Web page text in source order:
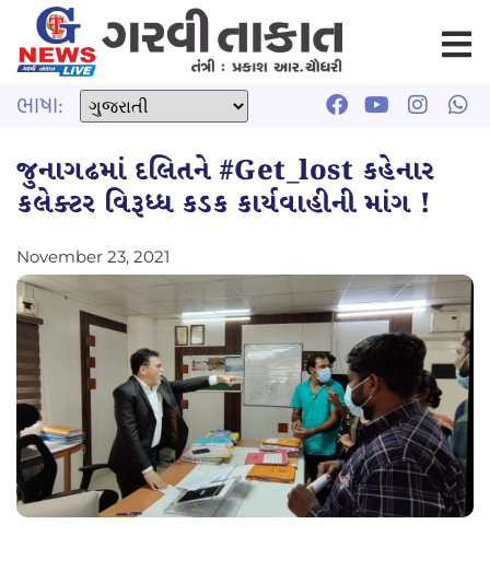
ભાષા:
જુનાગઢમાં દલિતને #Get_lost કહેનાર
કલેક્ટર વિરૂધ્ધ કડક કાર્યવાહીની માંગ !
November 23, 2021